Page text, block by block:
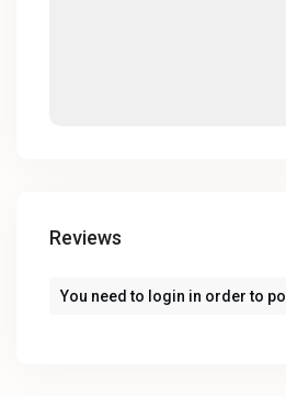
Reviews
You need to login in order to